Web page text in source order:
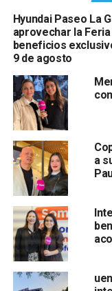
Hyundai Paseo La
aprovechar la
beneficios
9 de agosto
a